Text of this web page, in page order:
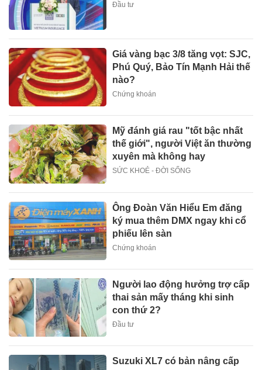
Đầu tư
Giá vàng bạc 3/8 tăng vọt: SJC,
Phú Quý, Bảo Tín Mạnh Hải thế
nào?
Chứng khoán
Mỹ đánh giá rau "tốt bậc nhất
thế giới", người Việt ăn thường
xuyên mà không hay
SỨC KHOẺ - ĐỜI SỐNG
Ông Đoàn Văn Hiểu Em đăng
ký mua thêm DMX ngay khi cổ
phiếu lên sàn
Chứng khoán
Người lao động hưởng trợ cấp
thai sản mấy tháng khi sinh
con thứ 2?
Đầu tư
Suzuki XL7 có bản nâng cấp